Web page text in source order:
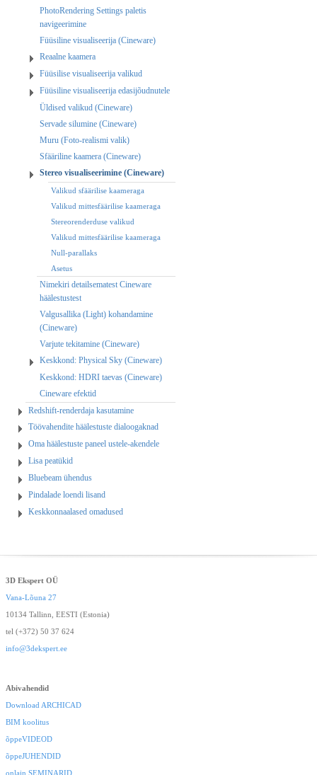
PhotoRendering Settings paletis
navigeerimine
Füüsiline visualiseerija (Cineware)
Reaalne kaamera
Füüsilise visualiseerija valikud
Füüsiline visualiseerija edasijõudnutele
Üldised valikud (Cineware)
Servade silumine (Cineware)
Muru (Foto-realismi valik)
Sfääriline kaamera (Cineware)
Stereo visualiseerimine (Cineware)
Valikud sfäärilise kaameraga
Valikud mittesfäärilise kaameraga
Stereorenderduse valikud
Valikud mittesfäärilise kaameraga
Null-parallaks
Asetus
Nimekiri detailsematest Cineware
häälestustest
Valgusallika (Light) kohandamine
(Cineware)
Varjute tekitamine (Cineware)
Keskkond: Physical Sky (Cineware)
Keskkond: HDRI taevas (Cineware)
Cineware efektid
Redshift-renderdaja kasutamine
Töövahendite häälestuste dialoogaknad
Oma häälestuste paneel ustele-akendele
Lisa peatükid
Bluebeam ühendus
Pindalade loendi lisand
Keskkonnaalased omadused
3D Ekspert OÜ
Vana-Lõuna 27
10134 Tallinn, EESTI (Estonia)
tel (+372) 50 37 624
info@3dekspert.ee
Abivahendid
Download ARCHICAD
BIM koolitus
õppeVIDEOD
õppeJUHENDID
onlain SEMINARID